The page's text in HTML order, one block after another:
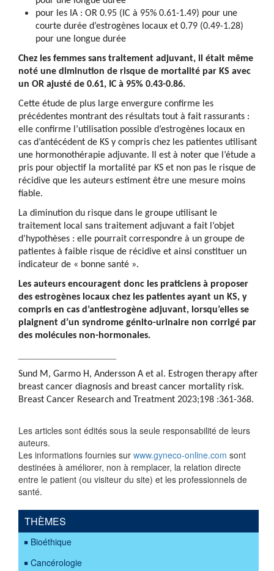
pour les IA : OR 0.95 (IC à 95% 0.61-1.49) pour une
courte durée d’estrogènes locaux et 0.79 (0.49-1.28)
pour une longue durée
Chez les femmes sans traitement adjuvant, il était même
noté une diminution de risque de mortalité par KS avec
un OR ajusté de 0.61, IC à 95% 0.43-0.86.
Cette étude de plus large envergure confirme les
précédentes montrant des résultats tout à fait rassurants :
elle confirme l’utilisation possible d’estrogènes locaux en
cas d’antécédent de KS y compris chez les patientes utilisant
une hormonothérapie adjuvante. Il est à noter que l’étude a
pris pour objectif la mortalité par KS et non pas le risque de
récidive que les auteurs estiment être une mesure moins
fiable.
La diminution du risque dans le groupe utilisant le
traitement local sans traitement adjuvant a fait l’objet
d’hypothèses : elle pourrait correspondre à un groupe de
patientes à faible risque de récidive et ainsi constituer un
indicateur de « bonne santé ».
Les auteurs encouragent donc les praticiens à proposer
des estrogènes locaux chez les patientes ayant un KS, y
compris en cas d’antiestrogène adjuvant, lorsqu’elles se
plaignent d’un syndrome génito-urinaire non corrigé par
des molécules non-hormonales.
Sund M, Garmo H, Andersson A et al. Estrogen therapy after
breast cancer diagnosis and breast cancer mortality risk.
Breast Cancer Research and Treatment 2023;198 :361-368.
Les articles sont édités sous la seule responsabilité de leurs
auteurs.
Les informations fournies sur www.gyneco-online.com sont
destinées à améliorer, non à remplacer, la relation directe
entre le patient (ou visiteur du site) et les professionnels de
santé.
THÈMES
Bioéthique
Cancérologie